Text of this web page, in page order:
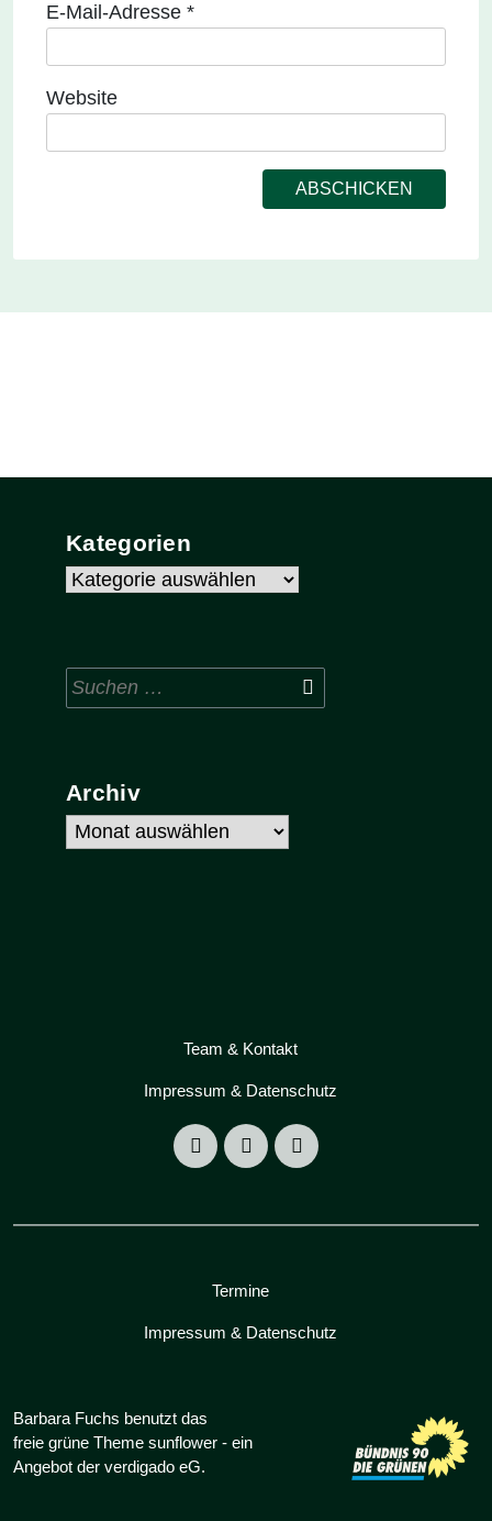
E-Mail-Adresse *
Website
Kategorien
Kategorien
Suchen
nach:
Archiv
Archiv
Team & Kontakt
Impressum & Datenschutz
Termine
Impressum & Datenschutz
Barbara Fuchs benutzt das
freie grüne Theme sunflower ‐ ein
Angebot der verdigado eG.